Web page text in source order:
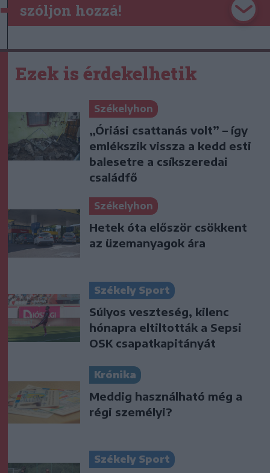
szóljon hozzá!
Ezek is érdekelhetik
Székelyhon
„Óriási csattanás volt” – így
emlékszik vissza a kedd esti
balesetre a csíkszeredai
családfő
Székelyhon
Hetek óta először csökkent
az üzemanyagok ára
Székely Sport
Súlyos veszteség, kilenc
hónapra eltiltották a Sepsi
OSK csapatkapitányát
Krónika
Meddig használható még a
régi személyi?
Székely Sport